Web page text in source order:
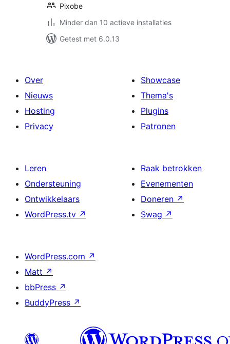
Pixobe
Minder dan 10 actieve installaties
Getest met 6.0.13
Over
Nieuws
Hosting
Privacy
Showcase
Thema's
Plugins
Patronen
Leren
Ondersteuning
Ontwikkelaars
WordPress.tv ↗
Raak betrokken
Evenementen
Doneren ↗
Swag ↗
WordPress.com ↗
Matt ↗
bbPress ↗
BuddyPress ↗